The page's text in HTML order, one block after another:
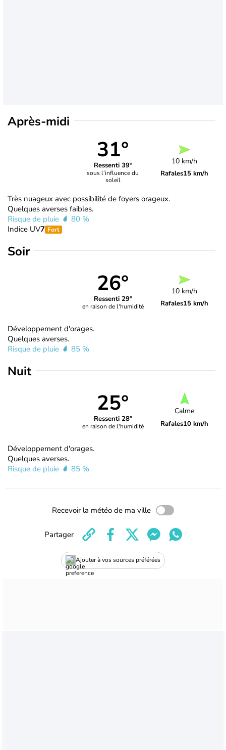
Après-midi
31°
Ressenti 39°
sous l’influence du
soleil
10 km/h
Rafales15 km/h
Très nuageux avec possibilité de foyers orageux.
Quelques averses faibles.
Risque de pluie
80 %
Indice UV7 Fort
Soir
26°
Ressenti 29°
en raison de l'humidité
10 km/h
Rafales15 km/h
Développement d'orages.
Quelques averses.
Risque de pluie
85 %
Nuit
25°
Ressenti 28°
en raison de l'humidité
Calme
Rafales10 km/h
Développement d'orages.
Quelques averses.
Risque de pluie
85 %
Recevoir la météo de ma ville
Ajouter à vos sources préférées
Partager